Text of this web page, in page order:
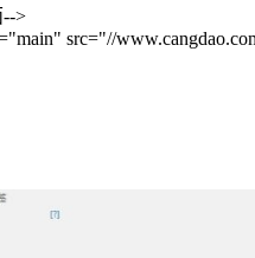
>
"main" src="//